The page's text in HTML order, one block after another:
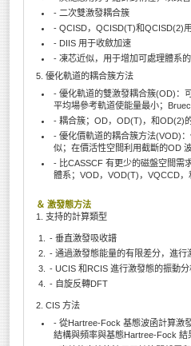
- 二次雙激發耦合簇
- QCISD，QCISD(T)和QCISD(2)
- DIIS 用于收斂加速
- 凍芯近似，用于增加可處理體系
5. 優化軌道的耦合簇方法
- 優化軌道的雙激發耦合簇(OD)：
平均場參考軌道使能量最小；
- 耦合簇；OD，OD(T)，和OD(2)
- 優化價軌道的耦合簇方法(VOD)
似；在價活性空間利用截斷的OD 波
- 比CASSCF 有更少的磁盤空間需
體系；VOD，VOD(T)，VQCCD
＆ 激發態方法
1. 支持的計算類型
- 垂直激發吸收譜
- 通過激發態能量的有限差分，進行
- UCIS 和RCIS 進行激發態的振動分
- 自旋反轉DFT
2. CIS 方法
- 從Hartree-Fock 基態波函計算激
結構與頻率與基態Hartree-Fock 結